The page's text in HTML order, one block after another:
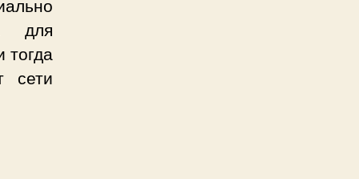
для
тогда
сети